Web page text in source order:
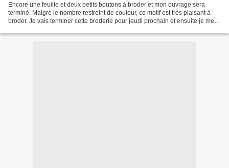
Encore une feuille et deux petits boutons à broder et mon ouvrage sera
terminé. Malgré le nombre restreint de couleur, ce motif est très plaisant à
broder. Je vais terminer cette broderie pour jeudi prochain et ensuite je me